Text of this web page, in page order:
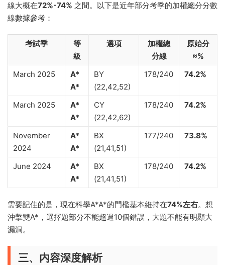
線大概在72%-74% 之間。以下是近年部分考季的加權總分分數
線數據參考：
考試季
等
級
選項
加權總
分線
原始分
≈%
March 2025
A*
A*
BY
(22,42,52)
178/240 74.2%
March 2025
A*
A*
CY
(22,42,62)
178/240 74.2%
November
2024
A*
A*
BX
(21,41,51)
177/240 73.8%
June 2024
A*
A*
BX
(21,41,51)
178/240 74.2%
需要記住的是，現在科學A*A*的門檻基本維持在74%左右。想
沖擊雙A*，選擇題部分不能超過10個錯誤，大題不能有明顯大
漏洞。
三、内容深度解析